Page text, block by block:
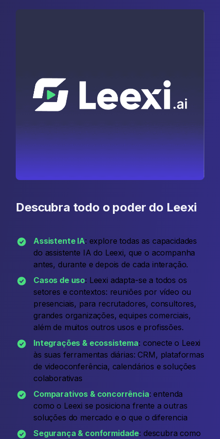
Descubra todo o poder do Leexi
Assistente IA: explore todas as capacidades
do assistente IA do Leexi, que o acompanha
antes, durante e depois de cada interação.
Casos de uso: Leexi adapta-se a todos os
setores e contextos: reuniões por vídeo ou
presenciais, para recrutadores, consultores,
grandes organizações, equipes comerciais,
além de muitos outros usos e profissões.
Integrações & ecossistema: conecte o Leexi
às suas ferramentas diárias: CRM, plataformas
de videoconferência, calendários e soluções
colaborativas
Comparativos & concorrência: entenda
como o Leexi se posiciona frente a outras
soluções do mercado e o que o diferencia
Segurança & conformidade: descubra como